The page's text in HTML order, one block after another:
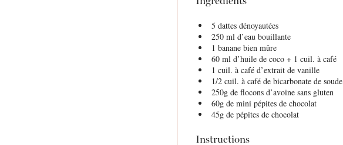
5 dattes dénoyautées
250ml d’eau bouillante
1 banane bien mûre
60ml d’huile de coco + 1 cuil. à café
1 cuil. à café d’extrait de vanille
1/2cuil. à café de bicarbonate de soude
250gde flocons d’avoine sans gluten
60gde mini pépites de chocolat
45gde pépites de chocolat
Instructions